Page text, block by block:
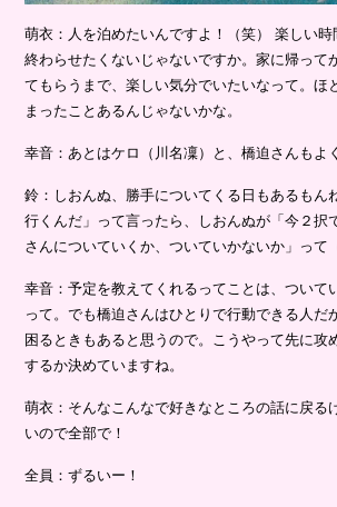
萌衣：人を泊めたいんですよ！（笑） 楽しい時
終わらせたくないじゃないですか。家に帰って
てもらうまで、楽しい気分でいたいなって。ほ
まったことあるんじゃないかな。
幸音：あとはケロ（川名凜）と、橋迫さんもよ
鈴：しおんぬ、勝手についてくる日もあるもん
行くんだ」って言ったら、しおんぬが「今２択
さんについていくか、ついていかないか」って
幸音：予定を教えてくれるってことは、ついて
って。でも橋迫さんはひとりで行動できる人だ
困るときもあると思うので。こうやって先に攻
するか決めていますね。
萌衣：そんなこんなで好きなところの話に戻る
いので全部で！
全員：ずるいー！